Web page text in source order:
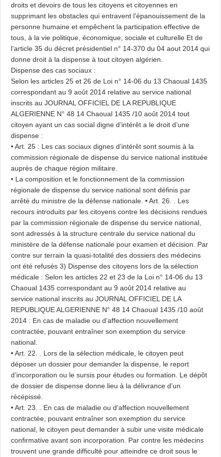
droits et devoirs de tous les citoyens et citoyennes en
supprimant les obstacles qui entravent l’épanouissement de la
personne humaine et empêchent la participation effective de
tous, à la vie politique, économique, sociale et culturelle Et de
l’article 35 du décret présidentiel n° 14-370 du 04 aout 2014 qui
donne droit à la dispense à tout citoyen algérien.
Dispense des cas sociaux :
Selon les articles 25 et 26 de Loi n° 14-06 du 13 Chaoual 1435
correspondant au 9 août 2014 relative au service national
inscrits au JOURNAL OFFICIEL DE LA REPUBLIQUE
ALGERIENNE N° 48 14 Chaoual 1435 /10 août 2014 tout
citoyen ayant un cas social digne d’intérêt a le droit d’une
dispense :
• Art. 25 : Les cas sociaux dignes d’intérêt sont soumis à la
commission régionale de dispense du service national instituée
auprès de chaque région militaire.
• La composition et le fonctionnement de la commission
régionale de dispense du service national sont définis par
arrêté du ministre de la défense nationale. • Art. 26. . Les
recours introduits par les citoyens contre les décisions rendues
par la commission régionale de dispense du service national,
sont adressés à la structure centrale du service national du
ministère de la défense nationale pour examen et décision. Par
contre sur terrain la quasi-totalité des dossiers des médecins
ont été refusés 3) Dispense des citoyens lors de la sélection
médicale : Selon les articles 22 et 23 de la Loi n° 14-06 du 13
Chaoual 1435 correspondant au 9 août 2014 relative au
service national inscrits au JOURNAL OFFICIEL DE LA
REPUBLIQUE ALGERIENNE N° 48 14 Chaoual 1435 /10 août
2014 : En cas de maladie ou d’affection nouvellement
contractée, pouvant entraîner son exemption du service
national.
• Art. 22. . Lors de la sélection médicale, le citoyen peut
déposer un dossier pour demander la dispense, le report
d’incorporation ou le sursis pour études ou formation. Le dépôt
de dossier de dispense donne lieu à la délivrance d’un
récépissé.
• Art. 23. . En cas de maladie ou d’affection nouvellement
contractée, pouvant entraîner son exemption du service
national, le citoyen peut demander à subir une visite médicale
confirmative avant son incorporation. Par contre les médecins
trouvent une grande difficulté pour atteindre ce droit sous le